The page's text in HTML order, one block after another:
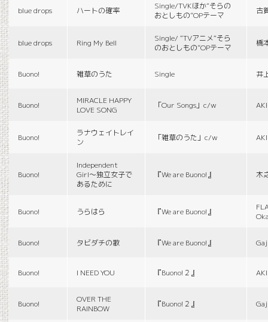
blue drops ハートの確率
Single/TVKほか“そらの
おとしもの”OPテーマ
古
blue drops Ring My Bell
Single/ “TVアニメ“そら
のおとしもの”OPテーマ
橋
Buono! 雑草のうた Single 井
Buono!
MIRACLE HAPPY
LOVE SONG
「Our Songs」c/w
Buono!
ラナウェイトレイ
ン
「雑草のうた」c/w
Buono!
Independent
Girl〜独立女子で
あるために
『We are Buono!』 木
Buono! うらはら 『We are Buono!』
Buono! タビダチの歌 『We are Buono!』
Buono! I NEED YOU 『Buono!２』
Buono!
OVER THE
RAINBOW
『Buono!２』